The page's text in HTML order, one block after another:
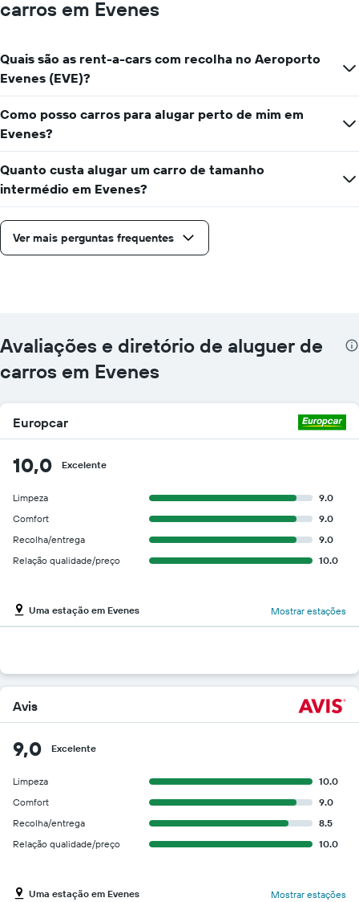
carros em Evenes
Quais são as rent-a-cars com recolha no Aeroporto
Evenes (EVE)?
Como posso carros para alugar perto de mim em
Evenes?
Quanto custa alugar um carro de tamanho
intermédio em Evenes?
Ver mais perguntas frequentes
Avaliações e diretório de aluguer de
carros em Evenes
Europcar
10,0 Excelente
Limpeza
9.0
Comfort
9.0
Recolha/entrega
9.0
Relação qualidade/preço
10.0
Uma estação em Evenes Mostrar estações
Avis
9,0 Excelente
Limpeza
10.0
Comfort
9.0
Recolha/entrega
8.5
Relação qualidade/preço
10.0
Uma estação em Evenes Mostrar estações